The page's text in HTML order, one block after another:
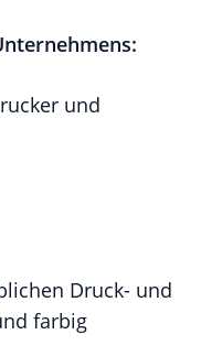
und
Druck- und
farbig